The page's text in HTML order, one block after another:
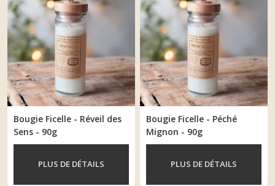
Bougie Ficelle - Réveil des
Sens - 90g
PLUS DE DÉTAILS
Bougie Ficelle - Péché
Mignon - 90g
PLUS DE DÉTAILS
LES
FICELLES
-
55G
(33)
LES
FICELLES